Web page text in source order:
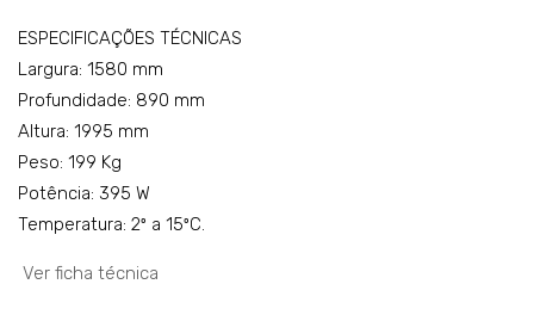
ESPECIFICAÇÕES TÉCNICAS
Largura: 1580 mm
Profundidade: 890 mm
Altura: 1995 mm
Peso: 199 Kg
Potência: 395 W
Temperatura: 2º a 15ºC.
Ver ficha técnica